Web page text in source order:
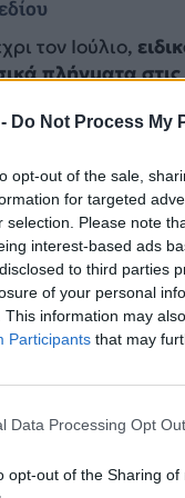
Do Not Process My
opt-out of the sale,
for targeted
selection. Please note
interest-based ads
to third parties
of your personal
This information may
Participants that may
Data Processing Opt
opt-out of the Sharing of
τον Ιούλιο,
πλήγματα
που
βρήκαν
από
κτίρια σε
τις
,
ή δασικές ζώνες